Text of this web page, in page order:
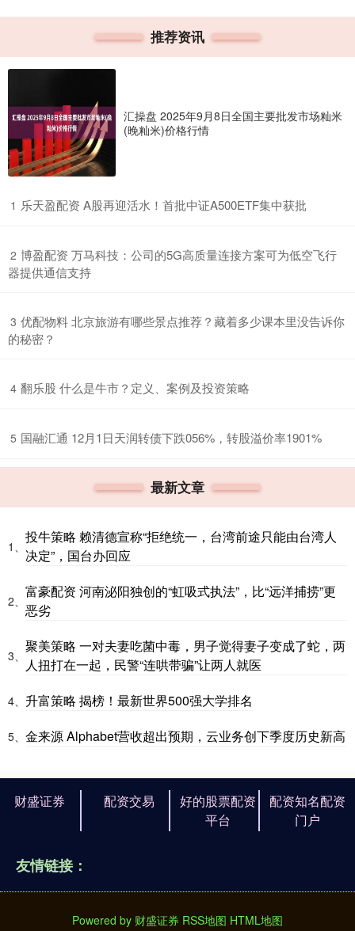
推荐资讯
汇操盘 2025年9月8日全国主要批发市场籼米
(晚籼米)价格行情
1 ​乐天盈配资 A股再迎活水！首批中证A500ETF集中获批
2 ​博盈配资 万马科技：公司的5G高质量连接方案可为低空飞行
器提供通信支持
3 ​优配物料 北京旅游有哪些景点推荐？藏着多少课本里没告诉你
的秘密？
4 ​翻乐股 什么是牛市？定义、案例及投资策略
5 ​国融汇通 12月1日天润转债下跌056%，转股溢价率1901%
最新文章
1、
投牛策略 赖清德宣称“拒绝统一，台湾前途只能由台湾人
决定”，国台办回应
2、
富豪配资 河南泌阳独创的“虹吸式执法”，比“远洋捕捞”更
恶劣
3、
聚美策略 一对夫妻吃菌中毒，男子觉得妻子变成了蛇，两
人扭打在一起，民警“连哄带骗”让两人就医
4、 升富策略 揭榜！最新世界500强大学排名
5、 金来源 Alphabet营收超出预期，云业务创下季度历史新高
财盛证券 配资交易
好的股票配资
平台
配资知名配资
门户
友情链接：
Powered by 财盛证券 RSS地图 HTML地图